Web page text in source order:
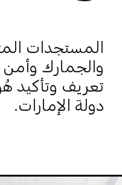
المستجدات
والجمارك وأمن
تعريف وتأكيد
دولة الإمارات.